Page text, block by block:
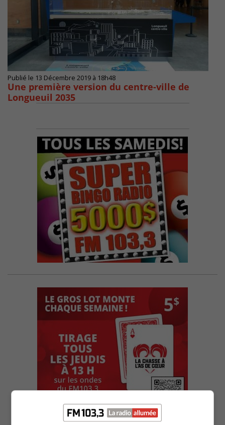
Publié le 13 Décembre 2019 à 18h48
Une première version du centre-ville de
Longueuil 2035